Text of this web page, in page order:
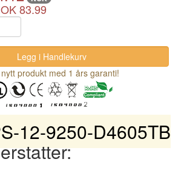
83.99
produkt med 1 års garanti!
12-9250-D4605TB